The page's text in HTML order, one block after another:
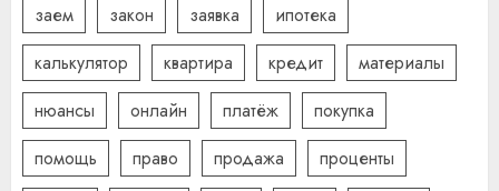
заем
закон заявка
ипотека
калькулятор
квартира кредит
материалы
нюансы
онлайн платёж
покупка
помощь
право продажа
проценты